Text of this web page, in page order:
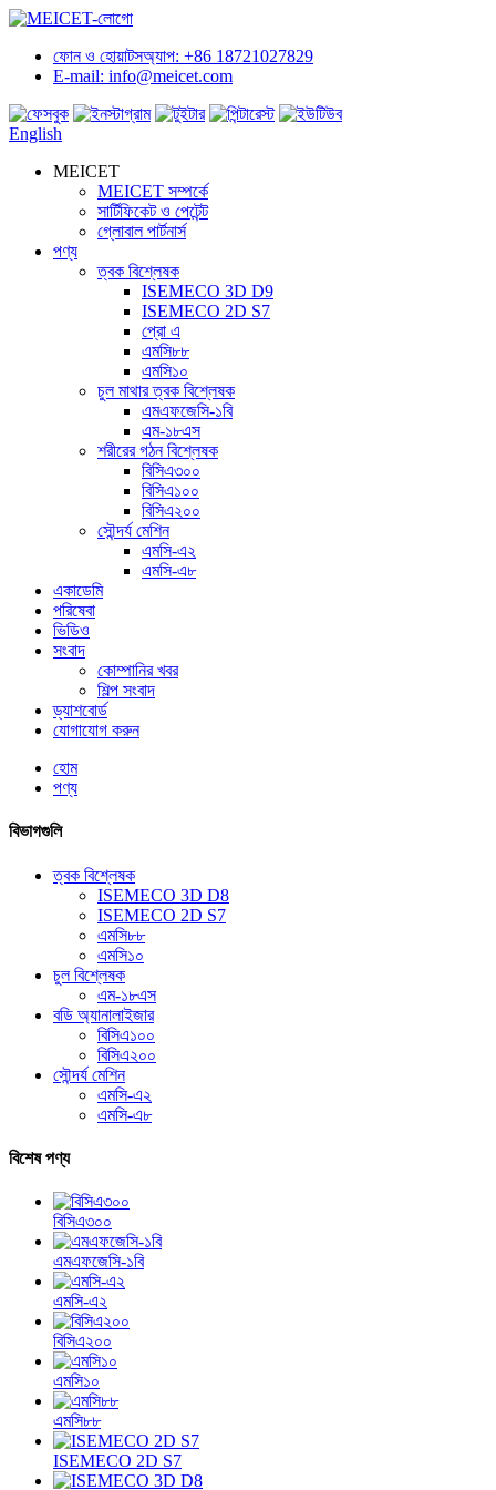
ফোন ও হোয়াটসঅ্যাপ: +86 18721027829
E-mail: info@meicet.com
English
MEICET
MEICET সম্পর্কে
সার্টিফিকেট ও পেটেন্ট
গ্লোবাল পার্টনার্স
পণ্য
ত্বক বিশ্লেষক
ISEMECO 3D D9
ISEMECO 2D S7
প্রো এ
এমসি৮৮
এমসি১০
চুল মাথার ত্বক বিশ্লেষক
এমএফজেসি-১বি
এম-১৮এস
শরীরের গঠন বিশ্লেষক
বিসিএ৩০০
বিসিএ১০০
বিসিএ২০০
সৌন্দর্য মেশিন
এমসি-এ২
এমসি-এ৮
একাডেমি
পরিষেবা
ভিডিও
সংবাদ
কোম্পানির খবর
শিল্প সংবাদ
ড্যাশবোর্ড
যোগাযোগ করুন
হোম
পণ্য
বিভাগগুলি
ত্বক বিশ্লেষক
ISEMECO 3D D8
ISEMECO 2D S7
এমসি৮৮
এমসি১০
চুল বিশ্লেষক
এম-১৮এস
বডি অ্যানালাইজার
বিসিএ১০০
বিসিএ২০০
সৌন্দর্য মেশিন
এমসি-এ২
এমসি-এ৮
বিশেষ পণ্য
বিসিএ৩০০
এমএফজেসি-১বি
এমসি-এ২
বিসিএ২০০
এমসি১০
এমসি৮৮
ISEMECO 2D S7